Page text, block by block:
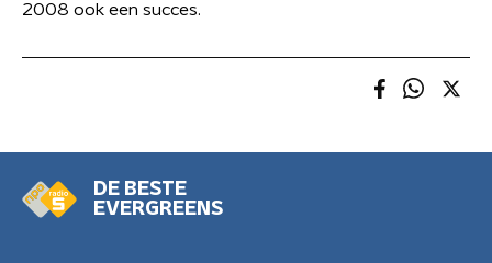
2008 ook een succes.
DE BESTE
EVERGREENS